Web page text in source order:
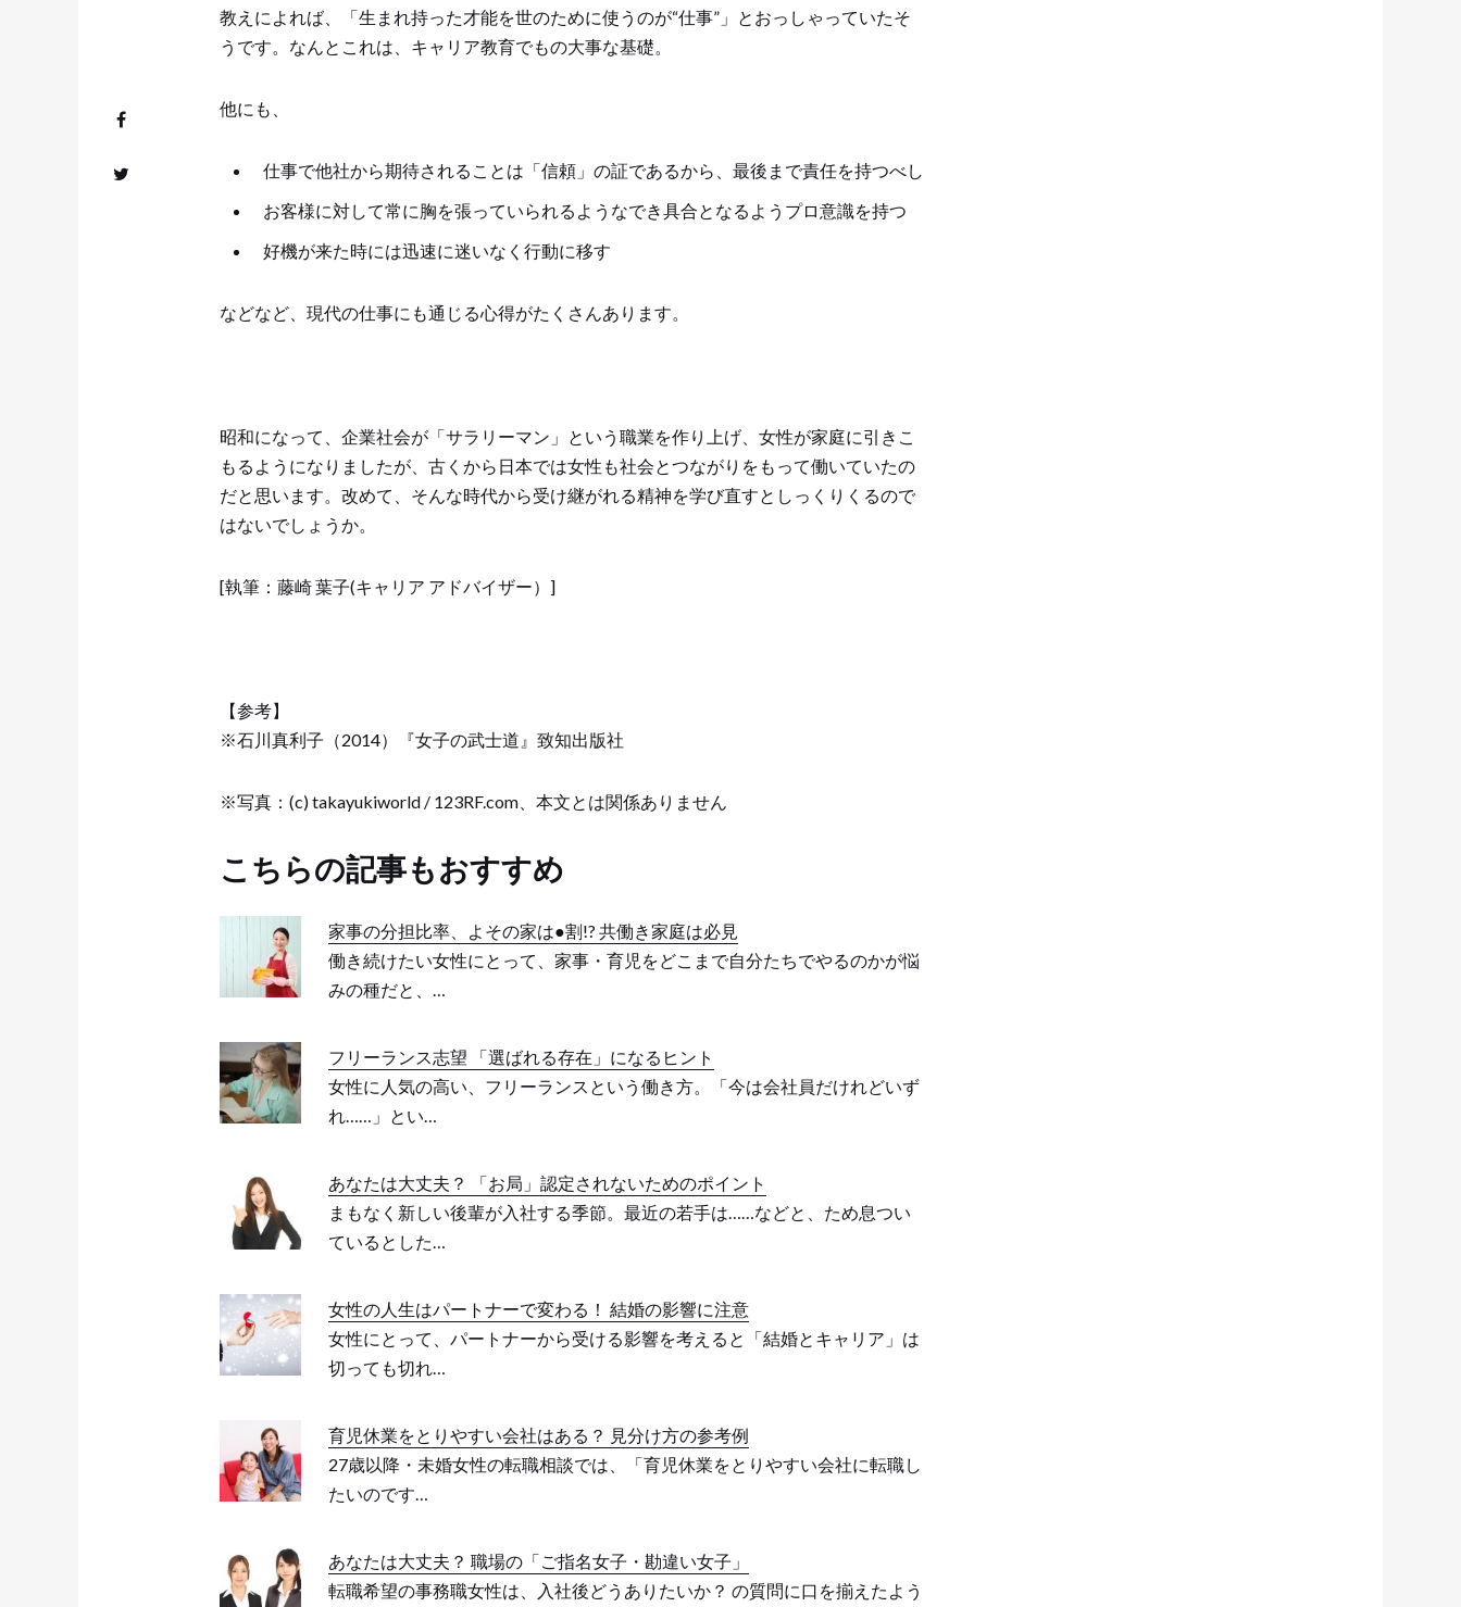
教えによれば、「生まれ持った才能を世のために使うのが“仕事”」とおっしゃっていたそ
うです。なんとこれは、キャリア教育でもの大事な基礎。
他にも、
仕事で他社から期待されることは「信頼」の証であるから、最後まで責任を持つべし
お客様に対して常に胸を張っていられるようなでき具合となるようプロ意識を持つ
好機が来た時には迅速に迷いなく行動に移す
などなど、現代の仕事にも通じる心得がたくさんあります。
昭和になって、企業社会が「サラリーマン」という職業を作り上げ、女性が家庭に引きこ
もるようになりましたが、古くから日本では女性も社会とつながりをもって働いていたの
だと思います。改めて、そんな時代から受け継がれる精神を学び直すとしっくりくるので
はないでしょうか。
[執筆：藤崎 葉子(キャリア アドバイザー）]
【参考】
※石川真利子（2014）『女子の武士道』致知出版社
※写真：(c) takayukiworld / 123RF.com、本文とは関係ありません
こちらの記事もおすすめ
家事の分担比率、よその家は●割!? 共働き家庭は必見
働き続けたい女性にとって、家事・育児をどこまで自分たちでやるのかが悩
みの種だと、…
フリーランス志望 「選ばれる存在」になるヒント
女性に人気の高い、フリーランスという働き方。「今は会社員だけれどいず
れ……」とい…
あなたは大丈夫？ 「お局」認定されないためのポイント
まもなく新しい後輩が入社する季節。最近の若手は……などと、ため息つい
ているとした…
女性の人生はパートナーで変わる！ 結婚の影響に注意
女性にとって、パートナーから受ける影響を考えると「結婚とキャリア」は
切っても切れ…
育児休業をとりやすい会社はある？ 見分け方の参考例
27歳以降・未婚女性の転職相談では、「育児休業をとりやすい会社に転職し
たいのです…
あなたは大丈夫？ 職場の「ご指名女子・勘違い女子」
転職希望の事務職女性は、入社後どうありたいか？ の質問に口を揃えたよう